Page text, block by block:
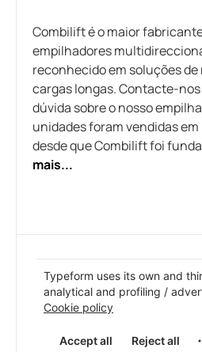
Combilift é o maior
empilhadores
reconhecido em soluções
cargas longas. Contacte-
dúvida sobre o nosso
unidades foram vendidas em
desde que Combilift foi
mais...